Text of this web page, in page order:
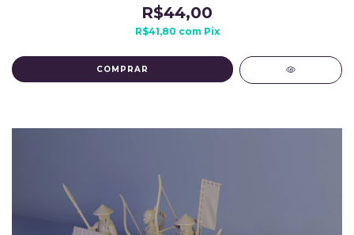
R$44,00
R$41,80 com Pix